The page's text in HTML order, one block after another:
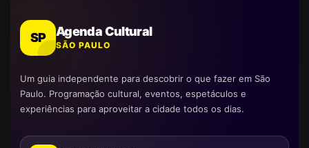
SP Agenda Cultural
SÃO PAULO
Um guia independente para descobrir o que fazer em São
Paulo. Programação cultural, eventos, espetáculos e
experiências para aproveitar a cidade todos os dias.